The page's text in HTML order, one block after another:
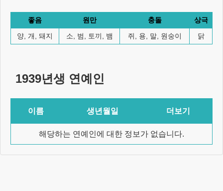
좋음 원만 충돌
상극
양, 개, 돼지
소, 범, 토끼, 뱀 쥐, 용, 말, 원숭이 닭
1939년생 연예인
이름 생년월일 더보기
해당하는 연예인에 대한 정보가 없습니다.